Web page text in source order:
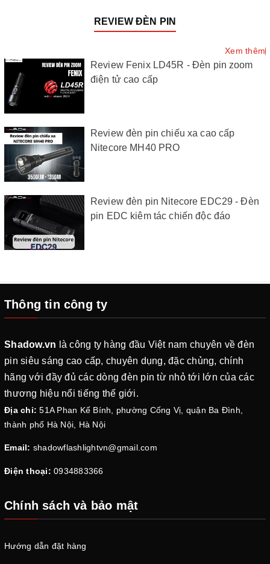
REVIEW ĐÈN PIN
Xem thêm
Review Fenix LD45R - Đèn pin zoom
điện tử cao cấp
Review đèn pin chiếu xa cao cấp
Nitecore MH40 PRO
Review đèn pin Nitecore EDC29 - Đèn
pin EDC kiêm tác chiến độc đáo
Thông tin công ty
Shadow.vn là công ty hàng đầu Việt nam chuyên về đèn
pin siêu sáng cao cấp, chuyên dụng, đặc chủng, chính
hãng với đầy đủ các dòng đèn pin từ nhỏ tới lớn của các
thương hiệu nổi tiếng thế giới.
Địa chỉ: 51A Phan Kế Bính, phường Cống Vị, quận Ba Đình,
thành phố Hà Nội, Hà Nội
Email: shadowflashlightvn@gmail.com
Điện thoại: 0934883366
Chính sách và bảo mật
Hướng dẫn đặt hàng